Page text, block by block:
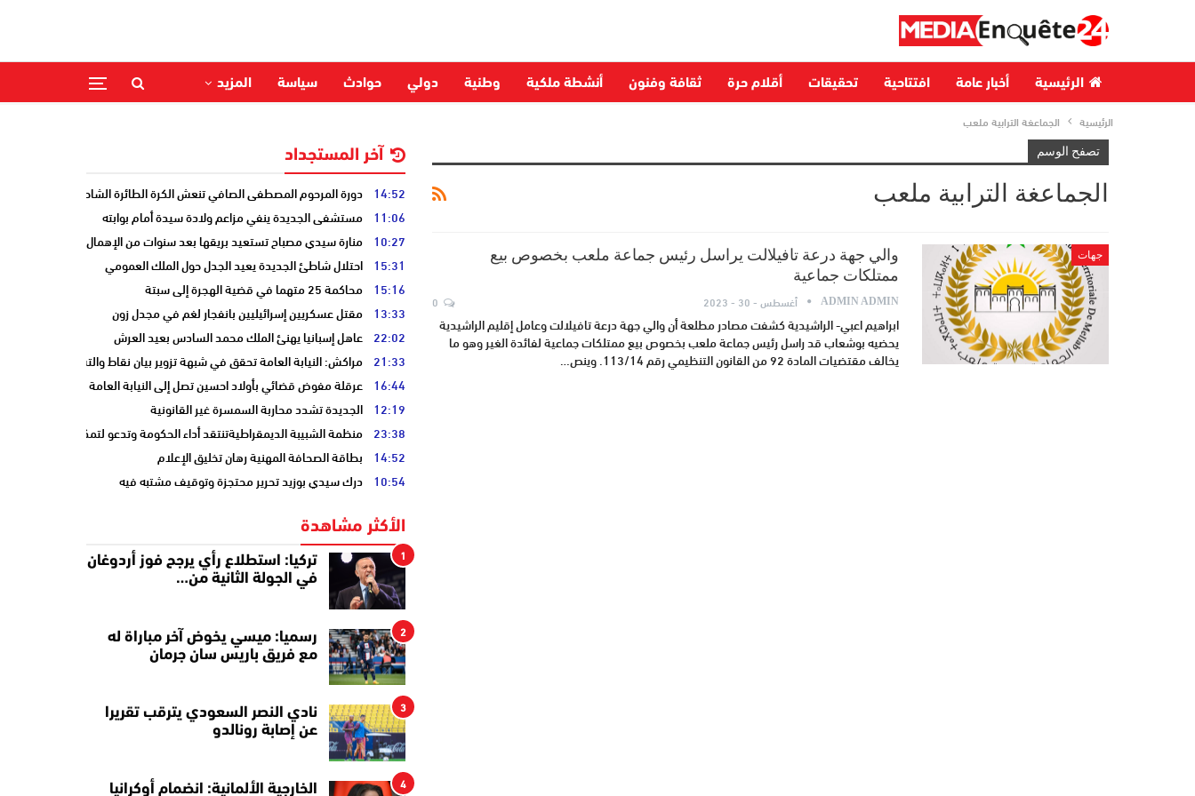
الرئيسية أخبار عامة افتتاحية تحقيقات أقلام حرة ثقافة وفنون أنشطة ملكية وطنية دولي حوادث سياسة المزيد
الرئيسية الجماعغة الترابية ملعب
تصفح الوسم
الجماعغة الترابية ملعب
جهات
والي جهة درعة تافيلالت يراسل رئيس جماعة ملعب بخصوص بيع
ممتلكات جماعية
ADMIN ADMIN أغسطس - 30 - 2023
ابراهيم اعبي- الراشيدية كشفت مصادر مطلعة أن والي جهة درعة تافيلالت وعامل إقليم الراشيدية
يحضيه بوشعاب قد راسل رئيس جماعة ملعب بخصوص بيع ممتلكات جماعية لفائدة الغير وهو ما
يخالف مقتضيات المادة 92 من القانون التنظيمي رقم 113/14. وينص…
آخر المستجداد
14:52 دورة المرحوم المصطفى الصافي تنعش الكرة الطائرة الشاطئية بالحوزية
11:06 مستشفى الجديدة ينفي مزاعم ولادة سيدة أمام بوابته
10:27 منارة سيدي مصباح تستعيد بريقها بعد سنوات من الإهمال
15:31 احتلال شاطئ الجديدة يعيد الجدل حول الملك العمومي
15:16 محاكمة 25 متهما في قضية الهجرة إلى سبتة
13:33 مقتل عسكريين إسرائيليين بانفجار لغم في مجدل زون
22:02 عاهل إسبانيا يهنئ الملك محمد السادس بعيد العرش
21:33 مراكش: النيابة العامة تحقق في شبهة تزوير بيان نقاط والتشهير بطالب
16:44 عرقلة مفوض قضائي بأولاد احسين تصل إلى النيابة العامة
12:19 الجديدة تشدد محاربة السمسرة غير القانونية
23:38 منظمة الشبيبة الديمقراطيةتنتقد أداء الحكومة وتدعو لتمكين الشباب
14:52 بطاقة الصحافة المهنية رهان تخليق الإعلام
10:54 درك سيدي بوزيد تحرير محتجزة وتوقيف مشتبه فيه
الأكثر مشاهدة
1
تركيا: استطلاع رأي يرجح فوز أردوغان
في الجولة الثانية من…
2
رسميا: ميسي يخوض آخر مباراة له
مع فريق باريس سان جرمان
3
نادي النصر السعودي يترقب تقريرا
عن إصابة رونالدو
4 الخارجية الألمانية: انضمام أوكرانيا